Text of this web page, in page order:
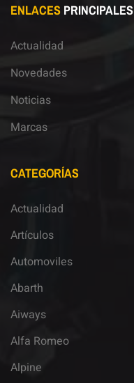
ENLACES PRINCIPALES
Actualidad
Novedades
Noticias
Marcas
CATEGORÍAS
Actualidad
Artículos
Automoviles
Abarth
Aiways
Alfa Romeo
Alpine